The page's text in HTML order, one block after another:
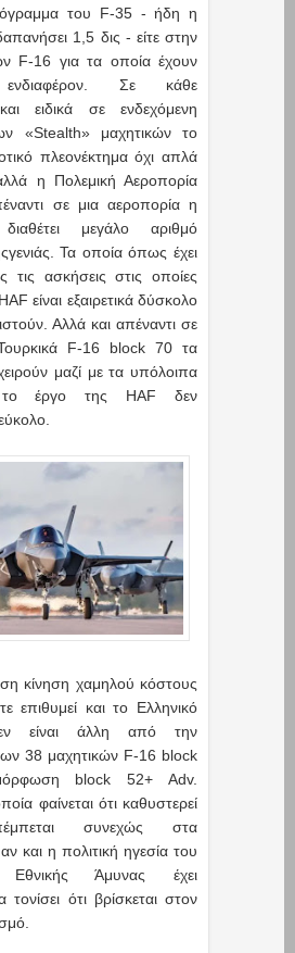
του F-35 - ήδη η
1,5 δις - είτε στην
F-16 για τα οποία έχουν
ενδιαφέρον. Σε κάθε
ειδικά σε ενδεχόμενη
«Stealth» μαχητικών το
πλεονέκτημα όχι απλά
αλλά η Πολεμική Αεροπορία
σε μια αεροπορία η
μεγάλο αριθμό
Τα οποία όπως έχει
τις ασκήσεις στις οποίες
είναι εξαιρετικά δύσκολο
Αλλά και απέναντι σε
F-16 block 70 τα
μαζί με τα υπόλοιπα
έργο της HAF δεν
κίνηση χαμηλού κόστους
επιθυμεί και το Ελληνικό
είναι άλλη από την
38 μαχητικών F-16 block
block 52+ Adv.
φαίνεται ότι καθυστερεί
συνεχώς στα
και η πολιτική ηγεσία του
Εθνικής Άμυνας έχει
τονίσει ότι βρίσκεται στον